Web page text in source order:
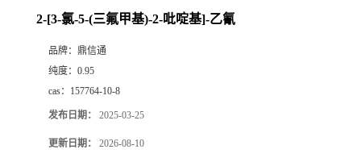
2-[3-氯-5-(三氟甲基)-2-吡啶基]-乙氰
品牌： 鼎信通
纯度： 0.95
cas： 157764-10-8
发布日期： 2025-03-25
更新日期： 2026-08-10